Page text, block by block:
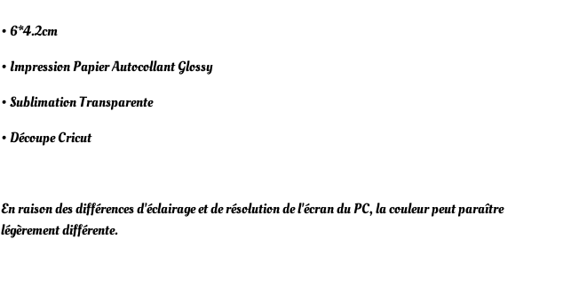
• 6*4.2cm
• Impression Papier Autocollant Glossy
• Sublimation Transparente
• Découpe Cricut
En raison des différences d'éclairage et de résolution de l'écran du PC, la couleur peut paraître
légèrement différente.